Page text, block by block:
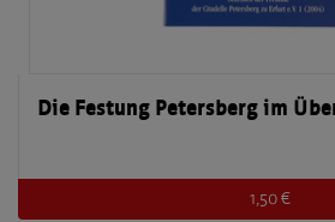
Die Festung Petersberg im
1,50 €